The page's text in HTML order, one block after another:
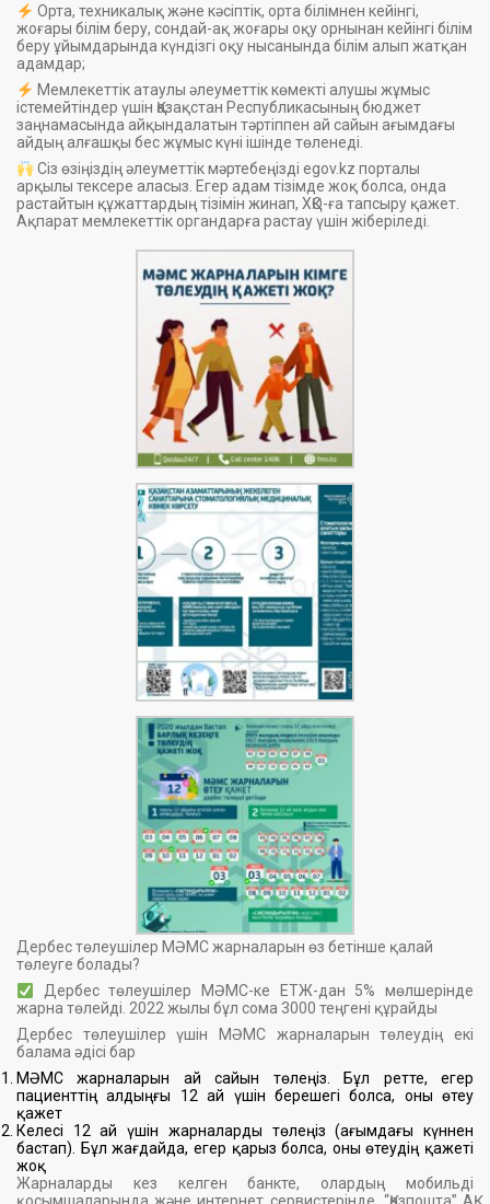
Орта, техникалық және кәсіптік, орта білімнен кейінгі,
жоғары білім беру, сондай-ақ жоғары оқу орнынан кейінгі білім
беру ұйымдарында күндізгі оқу нысанында білім алып жатқан
адамдар;
Мемлекеттік атаулы әлеуметтік көмекті алушы жұмыс
істемейтіндер үшін Қазақстан Республикасының бюджет
заңнамасында айқындалатын тәртіппен ай сайын ағымдағы
айдың алғашқы бес жұмыс күні ішінде төленеді.
Сіз өзіңіздің әлеуметтік мәртебеңізді egov.kz порталы
арқылы тексере аласыз. Егер адам тізімде жоқ болса, онда
растайтын құжаттардың тізімін жинап, ХҚО-ға тапсыру қажет.
Ақпарат мемлекеттік органдарға растау үшін жіберіледі.
Дербес төлеушілер МӘМС жарналарын өз бетінше қалай
төлеуге болады?
Дербес төлеушілер МӘМС-ке ЕТЖ-дан 5% мөлшерінде
жарна төлейді. 2022 жылы бұл сома 3000 теңгені құрайды
Дербес төлеушілер үшін МӘМС жарналарын төлеудің екі
балама әдісі бар
МӘМС жарналарын ай сайын төлеңіз. Бұл ретте, егер
пациенттің алдыңғы 12 ай үшін берешегі болса, оны өтеу
қажет
Келесі 12 ай үшін жарналарды төлеңіз (ағымдағы күннен
бастап). Бұл жағдайда, егер қарыз болса, оны өтеудің қажеті
жоқ
Жарналарды кез келген банкте, олардың мобильді